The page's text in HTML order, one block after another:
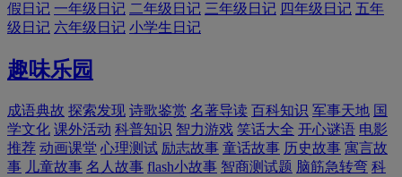
假日记 一年级日记 二年级日记 三年级日记 四年级日记 五年
级日记 六年级日记 小学生日记
趣味乐园
成语典故 探索发现 诗歌鉴赏 名著导读 百科知识 军事天地 国
学文化 课外活动 科普知识 智力游戏 笑话大全 开心谜语 电影
推荐 动画课堂 心理测试 励志故事 童话故事 历史故事 寓言故
事 儿童故事 名人故事 flash小故事 智商测试题 脑筋急转弯 科